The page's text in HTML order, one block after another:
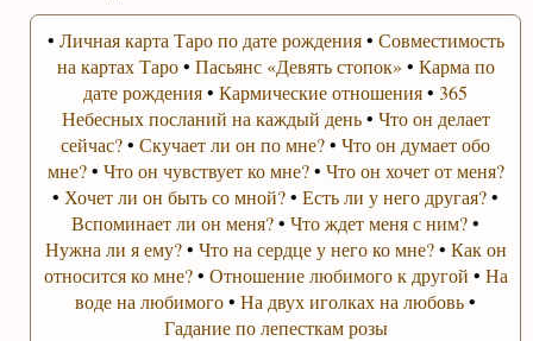
• Личная карта Таро по дате рождения• Совместимость
на картах Таро• Пасьянс «Девять стопок» • Карма по
дате рождения•Кармические отношения•365
Небесных посланий на каждый день• Что он делает
сейчас?•Скучает ли он по мне?•Что он думает обо
мне?• Что он чувствует ко мне?• Что он хочет от меня?
• Хочет ли он быть со мной?•Есть ли у него другая?•
Вспоминает ли он меня?•Что ждет меня с ним?•
Нужна ли я ему?• Что на сердце у него ко мне?• Как он
относится ко мне?• Отношение любимого к другой • На
воде на любимого•На двух иголках на любовь•
Гадание по лепесткам розы